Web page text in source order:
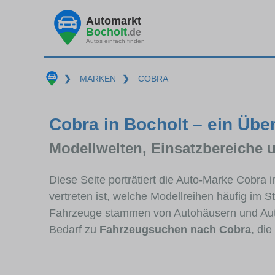
Automarkt
Bocholt.de
Autos einfach finden
❯ MARKEN ❯ COBRA
Cobra in Bocholt – ein
Modellwelten, Einsatzbereiche
Diese Seite porträtiert die Auto-Marke Cobra
vertreten ist, welche Modellreihen häufig im
Fahrzeuge stammen von Autohäusern und
Bedarf zu Fahrzeugsuchen nach Cobra, die